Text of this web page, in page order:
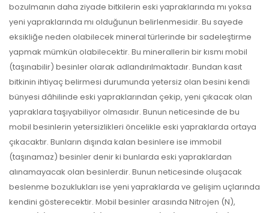
bozulmanın daha ziyade bitkilerin eski yapraklarında mı yoksa
yeni yapraklarında mı olduğunun belirlenmesidir. Bu sayede
eksikliğe neden olabilecek mineral türlerinde bir sadeleştirme
yapmak mümkün olabilecektir. Bu minerallerin bir kısmı mobil
(taşınabilir) besinler olarak adlandırılmaktadır. Bundan kasıt
bitkinin ihtiyaç belirmesi durumunda yetersiz olan besini kendi
bünyesi dâhilinde eski yapraklarından çekip, yeni çıkacak olan
yapraklara taşıyabiliyor olmasıdır. Bunun neticesinde de bu
mobil besinlerin yetersizlikleri öncelikle eski yapraklarda ortaya
çıkacaktır. Bunların dışında kalan besinlere ise immobil
(taşınamaz) besinler denir ki bunlarda eski yapraklardan
alınamayacak olan besinlerdir. Bunun neticesinde oluşacak
beslenme bozuklukları ise yeni yapraklarda ve gelişim uçlarında
kendini gösterecektir. Mobil besinler arasında Nitrojen (N),